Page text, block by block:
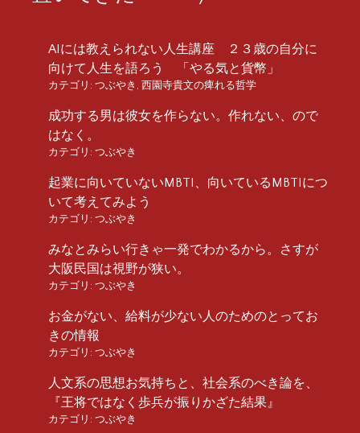
AIには教えられない人生講座 ２３歳の自分に
向けて人生を語ろう 「やる気と貨幣」
カテゴリ: つぶやき 西園寺貴文の痺れる哲学
成功する男は彼女を作らない。作れない、ので
はなく。
カテゴリ: つぶやき
起業に向いていないMBTI、向いているMBTIにつ
いて考えてみよう
カテゴリ: つぶやき
みなとみらい行きゃ一発でわかるから。さすが
大阪民国は視野が狭い。
カテゴリ: つぶやき
お金がない、給料が少ない人のためのとってお
きの情報
カテゴリ: つぶやき
人文系の思想お気持ちと、社会系のべき論を、
『王将ではなく歩兵が振りかざた結果』
カテゴリ: つぶやき